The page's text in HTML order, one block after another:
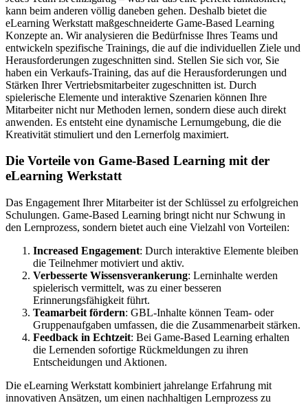
kann beim anderen völlig daneben gehen. Deshalb bietet die
eLearning Werkstatt maßgeschneiderte Game-Based Learning
Konzepte an. Wir analysieren die Bedürfnisse Ihres Teams und
entwickeln spezifische Trainings, die auf die individuellen Ziele und
Herausforderungen zugeschnitten sind. Stellen Sie sich vor, Sie
haben ein Verkaufs-Training, das auf die Herausforderungen und
Stärken Ihrer Vertriebsmitarbeiter zugeschnitten ist. Durch
spielerische Elemente und interaktive Szenarien können Ihre
Mitarbeiter nicht nur Methoden lernen, sondern diese auch direkt
anwenden. Es entsteht eine dynamische Lernumgebung, die die
Kreativität stimuliert und den Lernerfolg maximiert.
Die Vorteile von Game-Based Learning mit der
eLearning Werkstatt
Das Engagement Ihrer Mitarbeiter ist der Schlüssel zu erfolgreichen
Schulungen. Game-Based Learning bringt nicht nur Schwung in
den Lernprozess, sondern bietet auch eine Vielzahl von Vorteilen:
Increased Engagement: Durch interaktive Elemente bleiben
die Teilnehmer motiviert und aktiv.
Verbesserte Wissensverankerung: Lerninhalte werden
spielerisch vermittelt, was zu einer besseren
Erinnerungsfähigkeit führt.
Teamarbeit fördern: GBL-Inhalte können Team- oder
Gruppenaufgaben umfassen, die die Zusammenarbeit stärken.
Feedback in Echtzeit: Bei Game-Based Learning erhalten
die Lernenden sofortige Rückmeldungen zu ihren
Entscheidungen und Aktionen.
Die eLearning Werkstatt kombiniert jahrelange Erfahrung mit
innovativen Ansätzen, um einen nachhaltigen Lernprozess zu